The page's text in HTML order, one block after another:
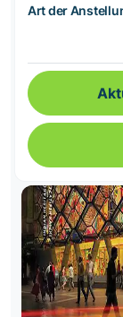
Art der